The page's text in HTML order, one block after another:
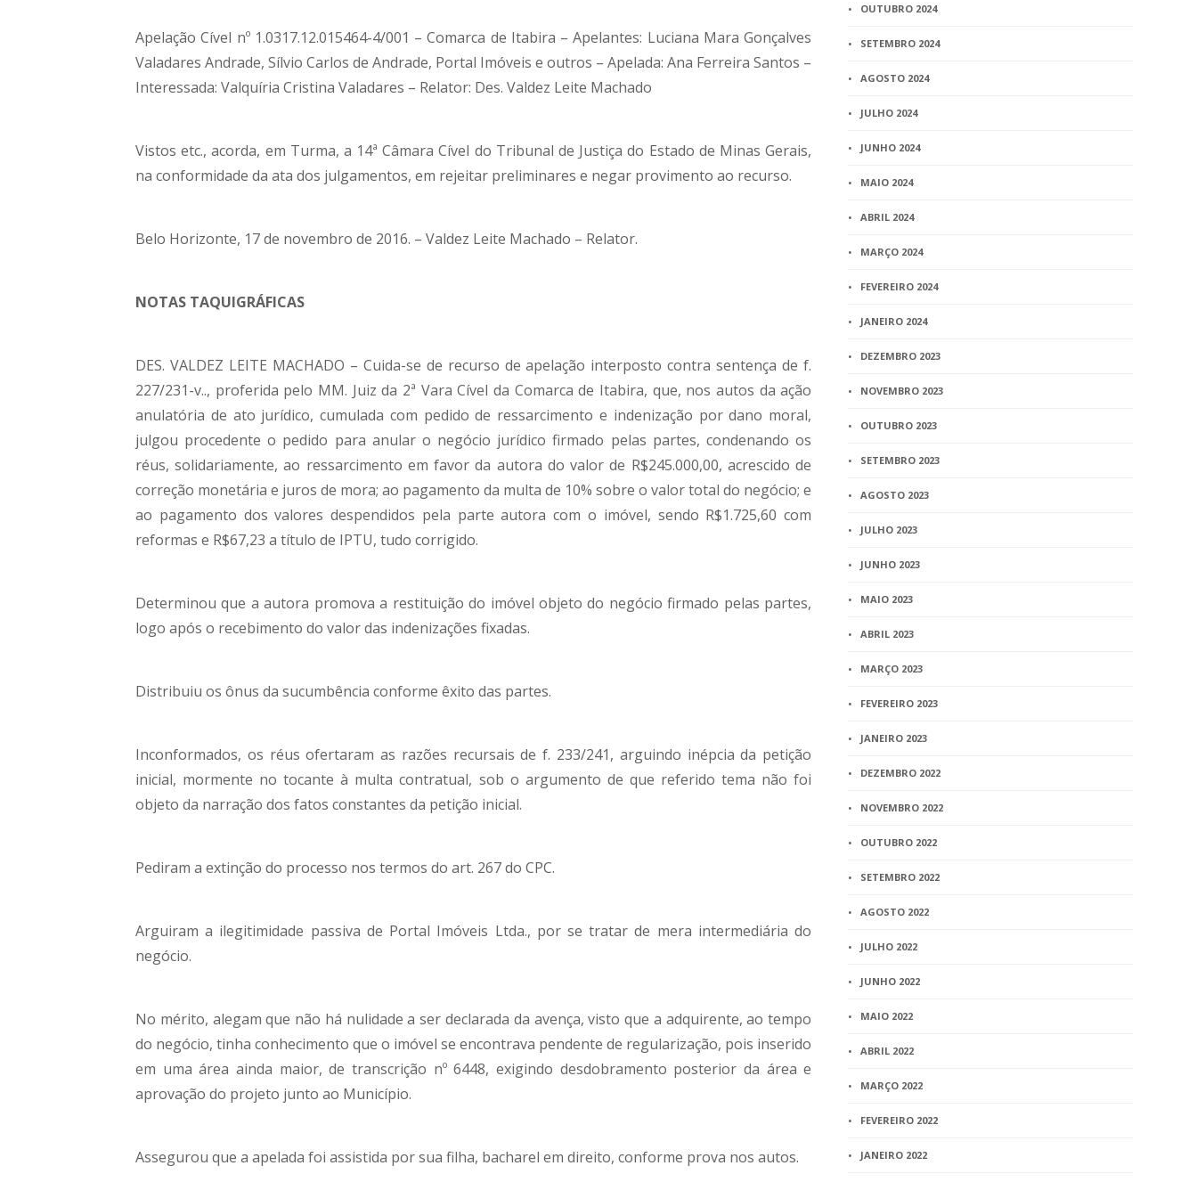
Apelação Cível nº 1.0317.12.015464-4/001 – Comarca de Itabira – Apelantes: Luciana Mara Gonçalves
Valadares Andrade, Sílvio Carlos de Andrade, Portal Imóveis e outros – Apelada: Ana Ferreira Santos –
Interessada: Valquíria Cristina Valadares – Relator: Des. Valdez Leite Machado
Vistos etc., acorda, em Turma, a 14ª Câmara Cível do Tribunal de Justiça do Estado de Minas Gerais,
na conformidade da ata dos julgamentos, em rejeitar preliminares e negar provimento ao recurso.
Belo Horizonte, 17 de novembro de 2016. – Valdez Leite Machado – Relator.
NOTAS TAQUIGRÁFICAS
DES. VALDEZ LEITE MACHADO – Cuida-se de recurso de apelação interposto contra sentença de f.
227/231-v.., proferida pelo MM. Juiz da 2ª Vara Cível da Comarca de Itabira, que, nos autos da ação
anulatória de ato jurídico, cumulada com pedido de ressarcimento e indenização por dano moral,
julgou procedente o pedido para anular o negócio jurídico firmado pelas partes, condenando os
réus, solidariamente, ao ressarcimento em favor da autora do valor de R$245.000,00, acrescido de
correção monetária e juros de mora; ao pagamento da multa de 10% sobre o valor total do negócio; e
ao pagamento dos valores despendidos pela parte autora com o imóvel, sendo R$1.725,60 com
reformas e R$67,23 a título de IPTU, tudo corrigido.
Determinou que a autora promova a restituição do imóvel objeto do negócio firmado pelas partes,
logo após o recebimento do valor das indenizações fixadas.
Distribuiu os ônus da sucumbência conforme êxito das partes.
Inconformados, os réus ofertaram as razões recursais de f. 233/241, arguindo inépcia da petição
inicial, mormente no tocante à multa contratual, sob o argumento de que referido tema não foi
objeto da narração dos fatos constantes da petição inicial.
Pediram a extinção do processo nos termos do art. 267 do CPC.
Arguiram a ilegitimidade passiva de Portal Imóveis Ltda., por se tratar de mera intermediária do
negócio.
No mérito, alegam que não há nulidade a ser declarada da avença, visto que a adquirente, ao tempo
do negócio, tinha conhecimento que o imóvel se encontrava pendente de regularização, pois inserido
em uma área ainda maior, de transcrição nº 6448, exigindo desdobramento posterior da área e
aprovação do projeto junto ao Município.
Assegurou que a apelada foi assistida por sua filha, bacharel em direito, conforme prova nos autos.
OUTUBRO 2024
SETEMBRO 2024
AGOSTO 2024
JULHO 2024
JUNHO 2024
MAIO 2024
ABRIL 2024
MARÇO 2024
FEVEREIRO 2024
JANEIRO 2024
DEZEMBRO 2023
NOVEMBRO 2023
OUTUBRO 2023
SETEMBRO 2023
AGOSTO 2023
JULHO 2023
JUNHO 2023
MAIO 2023
ABRIL 2023
MARÇO 2023
FEVEREIRO 2023
JANEIRO 2023
DEZEMBRO 2022
NOVEMBRO 2022
OUTUBRO 2022
SETEMBRO 2022
AGOSTO 2022
JULHO 2022
JUNHO 2022
MAIO 2022
ABRIL 2022
MARÇO 2022
FEVEREIRO 2022
JANEIRO 2022